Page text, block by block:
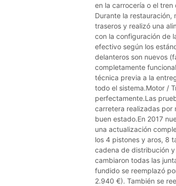
en la carrocería o el
Durante la restauración,
traseros y realizó una
con la configuración de
efectivo según los
delanteros son nuevos
completamente
técnica previa a la
todo el sistema.Motor /
perfectamente.Las
carretera realizadas por
buen estado.En 2017
una actualización
los 4 pistones y aros, 8
cadena de distribución
cambiaron todas las
fundido se reemplazó
2.940 €). También se